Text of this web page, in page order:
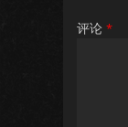
评论 *